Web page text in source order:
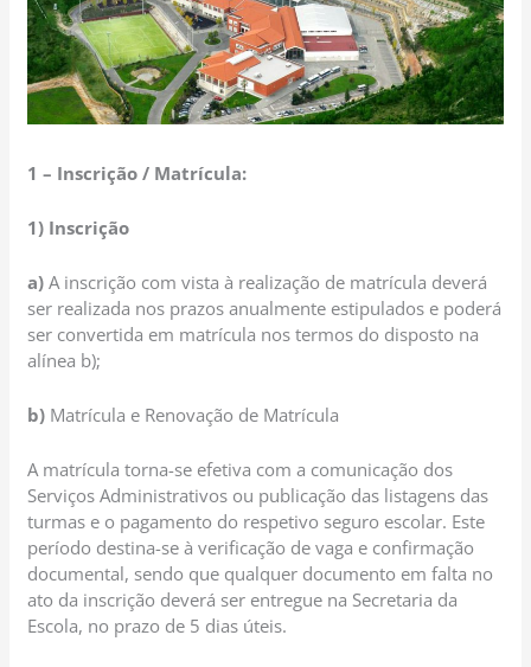
1 – Inscrição / Matrícula:
1) Inscrição
a) A inscrição com vista à realização de matrícula deverá
ser realizada nos prazos anualmente estipulados e poderá
ser convertida em matrícula nos termos do disposto na
alínea b);
b) Matrícula e Renovação de Matrícula
A matrícula torna-se efetiva com a comunicação dos
Serviços Administrativos ou publicação das listagens das
turmas e o pagamento do respetivo seguro escolar. Este
período destina-se à verificação de vaga e confirmação
documental, sendo que qualquer documento em falta no
ato da inscrição deverá ser entregue na Secretaria da
Escola, no prazo de 5 dias úteis.